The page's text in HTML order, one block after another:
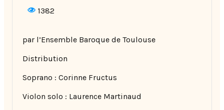
1382
par l’Ensemble Baroque de Toulouse
Distribution
Soprano : Corinne Fructus
Violon solo : Laurence Martinaud